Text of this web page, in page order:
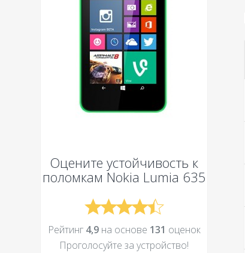
Оцените устойчивость к
поломкам Nokia Lumia 635
Рейтинг 4,9на основе 131 оценок
Проголосуйте за устройcтво!